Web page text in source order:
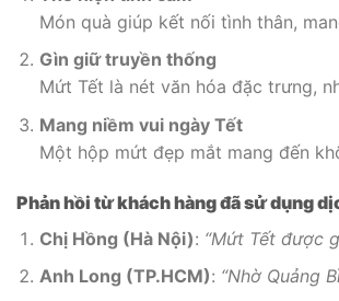
Món quà giúp kết nối tình thân,
Gìn giữ truyền thống
Mứt Tết là nét văn hóa đặc trưng,
Mang niềm vui ngày Tết
Một hộp mứt đẹp mắt mang đến
Phản hồi từ khách hàng đã sử dụng
Chị Hồng (Hà Nội): “Mứt Tết được
Anh Long (TP.HCM): “Nhờ Quảng